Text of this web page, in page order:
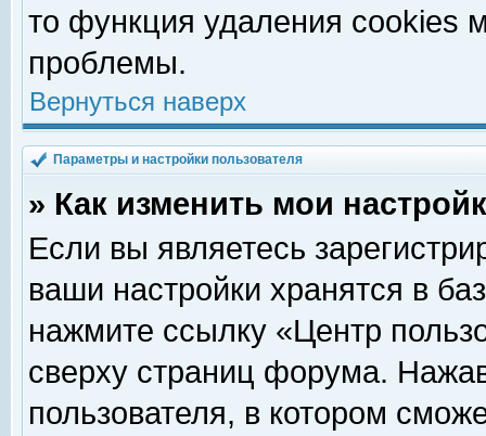
то функция удаления cookies
проблемы.
Вернуться наверх
Параметры и настройки пользователя
» Как изменить мои
Если вы являетесь
ваши настройки хранятся в
нажмите ссылку «Центр
сверху страниц форума.
пользователя, в котором